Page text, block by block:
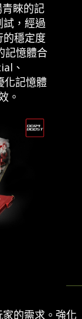
睞的記
試，經過
穩定度
記憶體合
、
化記憶體
。
的需求。強化